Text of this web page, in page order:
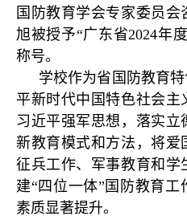
国防教育学会专家委员
旭被授予“广东省2024年
称号。
学校作为省国防教育
平新时代中国特色社会
习近平强军思想，落实立
新教育模式和方法，将爱
征兵工作、军事教育和学
建“四位一体”国防教育
素质显著提升。